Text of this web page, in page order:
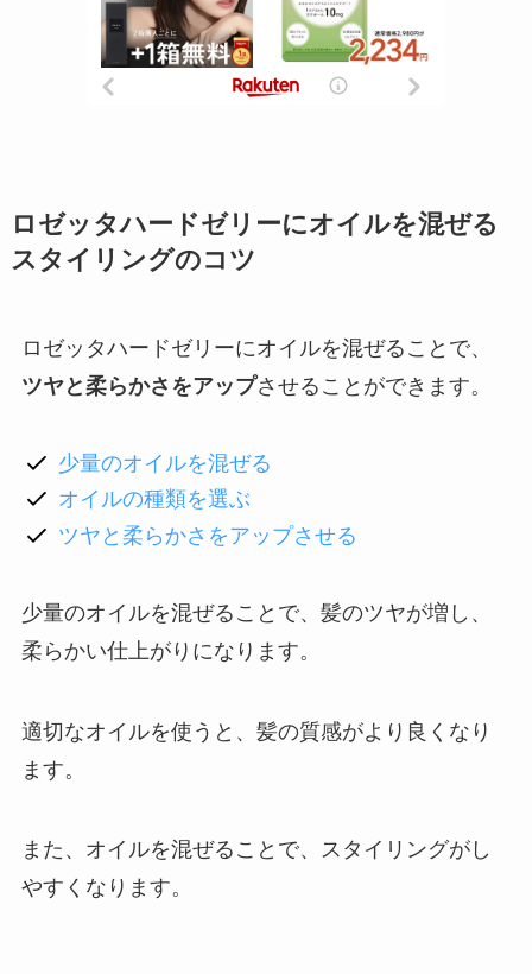
ロゼッタハードゼリーにオイルを混ぜる
スタイリングのコツ
ロゼッタハードゼリーにオイルを混ぜることで、
ツヤと柔らかさをアップさせることができます。
少量のオイルを混ぜる
オイルの種類を選ぶ
ツヤと柔らかさをアップさせる
少量のオイルを混ぜることで、髪のツヤが増し、
柔らかい仕上がりになります。
適切なオイルを使うと、髪の質感がより良くなり
ます。
また、オイルを混ぜることで、スタイリングがし
やすくなります。